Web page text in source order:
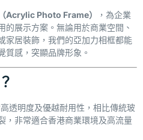
Acrylic Photo Frame）
，為企業
的展示方案。無論用於商業空間、
家居裝飾，我們的亞加力相框都能
質感，突顯品牌形象。
透明度及優越耐用性，相比傳統玻
，非常適合香港商業環境及高流量